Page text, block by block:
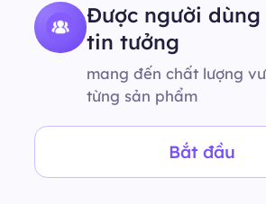
Được người
tin tưởng
mang đến chất lượng
từng sản phẩm
Bắt đầu